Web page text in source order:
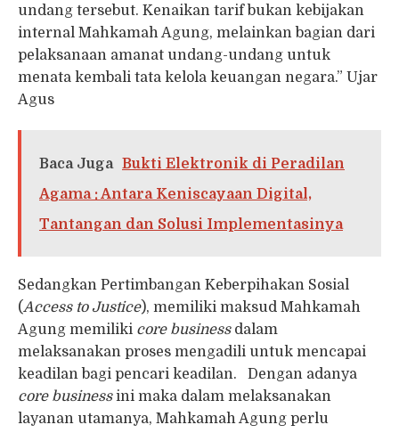
undang tersebut. Kenaikan tarif bukan kebijakan
internal Mahkamah Agung, melainkan bagian dari
pelaksanaan amanat undang-undang untuk
menata kembali tata kelola keuangan negara.” Ujar
Agus
Baca Juga Bukti Elektronik di Peradilan
Agama : Antara Keniscayaan Digital,
Tantangan dan Solusi Implementasinya
Sedangkan Pertimbangan Keberpihakan Sosial
(Access to Justice), memiliki maksud Mahkamah
Agung memiliki core businessdalam
melaksanakan proses mengadili untuk mencapai
keadilan bagi pencari keadilan. Dengan adanya
core businessini maka dalam melaksanakan
layanan utamanya, Mahkamah Agung perlu